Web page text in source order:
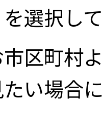
選択し
区町村
い場合